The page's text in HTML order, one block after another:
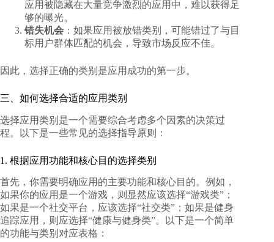
应用被隐藏在大量竞争激烈的应用中，难以获得足
够的曝光。
错失机会 ：如果应用被放错类别，可能错过了与目
标用户群体匹配的机会，导致市场反应不佳。
因此，选择正确的类别是应用成功的第一步。
三、如何选择合适的应用类别
选择应用类别是一个需要综合考虑多个因素的决策过
程。以下是一些常见的选择指导原则：
1. 根据应用功能和核心目的选择类别
首先，你需要明确应用的主要功能和核心目的。例如，
如果你的应用是一个游戏，则显然应该选择“游戏类”；
如果是一个社交平台，应该选择“社交类”；如果是健身
追踪应用，则应选择“健康与健身类”。以下是一个简单
的功能与类别对应表格：